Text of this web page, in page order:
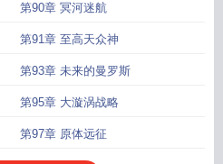
第90章 冥河迷航
第91章 至高天众神
第93章 未来的曼罗斯
第95章 大漩涡战略
第97章 原体远征